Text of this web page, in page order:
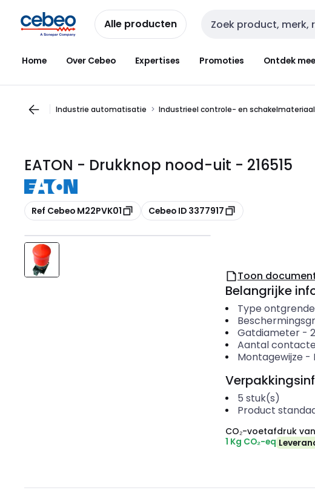
naar
navigatie
naar
inhoud
Alle producten Zoekveld invoer
Home Over Cebeo Expertises Promoties Ontdek
Industrie automatisatie Industrieel controle- en schakelmateriaal
EATON - Drukknop nood-uit - 216515
Kopiëren
Ref Cebeo M22PVK01 Kopiëren
Cebeo ID 3377917
Toon
Belangrijke
Type
Gatdiameter-
Aantal
Montagewijze -
5 stuk(s)
Product
CO₂-voetafdruk
1 Kg CO₂-eq